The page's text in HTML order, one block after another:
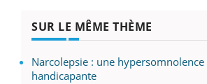
SUR LE MÊME THÈME
Narcolepsie : une hypersomnolence
handicapante